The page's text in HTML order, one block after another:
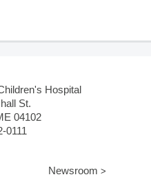
Hospital
St.
04102
0111
Newsroom